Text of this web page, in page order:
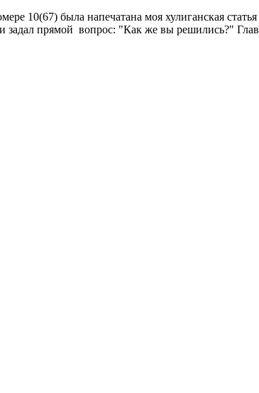
10(67) была напечатана моя хулиганская
задал прямой вопрос: "Как же вы решились?"